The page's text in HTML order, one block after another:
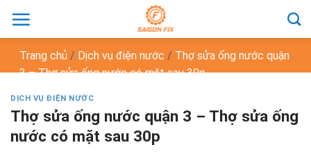
đến
dungTrang chủ / Dịch vụ điện nước / Thợ sửa ống nước quận
3 – Thợ sửa ống nước có mặt sau 30p
DỊCH VỤ ĐIỆN NƯỚC
Thợ sửa ống nước quận 3 – Thợ sửa ống
nước có mặt sau 30p